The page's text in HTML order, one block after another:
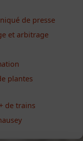
de presse
et arbitrage
plantes
de trains